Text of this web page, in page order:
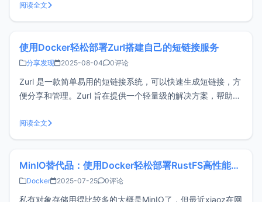
通流程繁琐、实名认证要求严格、还得绑定国际信用卡！
NiceCloud喜云是一家获得官方授权的多云服务平台代理商，
阅读全文
使用Docker轻松部署Zurl搭建自己的短链接服务
分享发现 2025-08-04 0评论
Zurl 是一款简单易用的短链接系统，可以快速生成短链接，方
便分享和管理。Zurl 旨在提供一个轻量级的解决方案，帮助用
源：https://github.com/helloxz/zurl功能特点短链接生成：
用户可以将长链接转换为短链接，便
阅读全文
MinIO替代品：使用Docker轻松部署RustFS高性能对象存储服务
Docker 2025-07-25 0评论
私有对象存储用得比较多的大概是MinIO了，但最近xiaoz在网